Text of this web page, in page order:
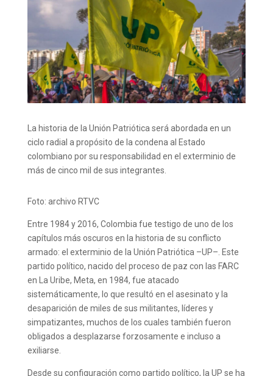
La historia de la Unión Patriótica será abordada en un
ciclo radial a propósito de la condena al Estado
colombiano por su responsabilidad en el exterminio de
más de cinco mil de sus integrantes.
Foto: archivo RTVC
Entre 1984 y 2016, Colombia fue testigo de uno de los
capítulos más oscuros en la historia de su conflicto
armado: el exterminio de la Unión Patriótica –UP–. Este
partido político, nacido del proceso de paz con las FARC
en La Uribe, Meta, en 1984, fue atacado
sistemáticamente, lo que resultó en el asesinato y la
desaparición de miles de sus militantes, líderes y
simpatizantes, muchos de los cuales también fueron
obligados a desplazarse forzosamente e incluso a
exiliarse.
Desde su configuración como partido político, la UP se ha